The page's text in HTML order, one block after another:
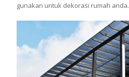
gunakan untuk dekorasi rumah anda.